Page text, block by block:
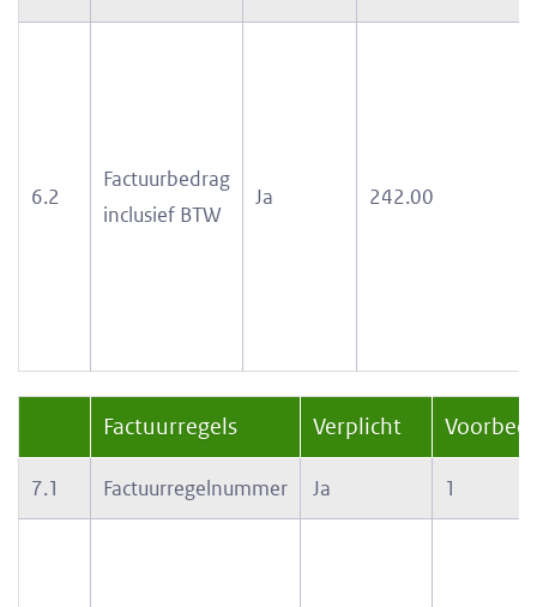
6.2
Factuurbedrag
inclusief BTW
Ja 242.00
Factuurregels Verplicht
7.1 Factuurregelnummer Ja 1